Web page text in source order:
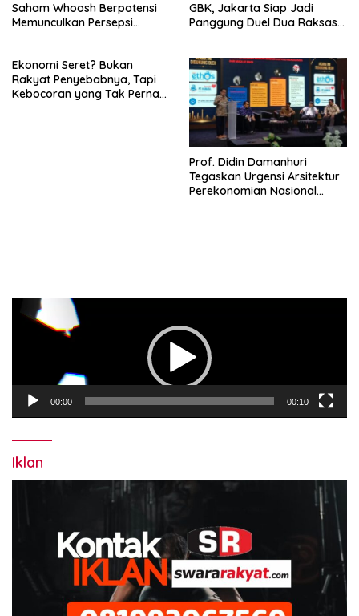
Saham Whoosh Berpotensi
Memunculkan Persepsi
GBK, Jakarta Siap Jadi
Panggung Duel Dua Raksasa
Ekonomi Seret? Bukan
Rakyat Penyebabnya, Tapi
Kebocoran yang Tak Pernah
Prof. Didin Damanhuri
Tegaskan Urgensi Arsitektur
Perekonomian Nasional
Pemutar
Video
00:00 00:10
Iklan